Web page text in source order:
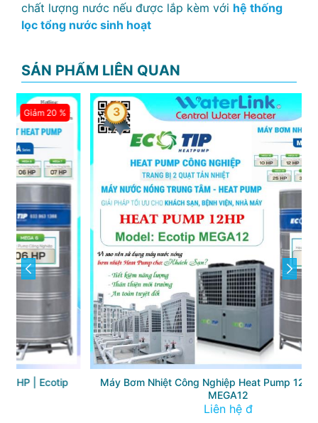
chất lượng nước nếu được lắp kèm với hệ thống
lọc tổng nước sinh hoạt
SẢN PHẨM LIÊN QUAN
3
Máy Bơm Nhiệt Công Nghiệp Heat Pump 12HP | Ecotip
prev next